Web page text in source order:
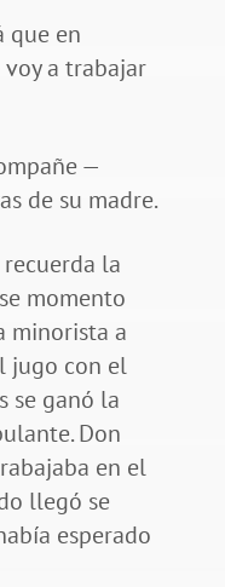
que en
a trabajar
—
de su madre.
la
momento
minorista a
jugo con el
se ganó la
Don
en el
llegó se
esperado